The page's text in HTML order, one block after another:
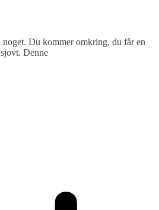
Du kommer omkring, du får en
Denne